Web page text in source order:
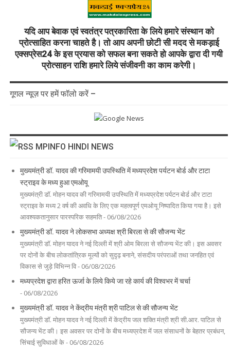
यदि आप बेवाक एवं स्वतंत्र पत्रकारिता के लिये हमारे संस्थान को
प्रोत्साहित करना चाहते है। तो आप अपनी छोटी सी मदद से मकड़ाई
एक्सप्रेस24 के इस प्रयास को सफल बना सकते हो आपके द्वारा दी गयी
प्रोत्साहन राशि हमारे लिये संजीवनी का काम करेगी।
गूगल न्यूज़ पर हमें फॉलो करें –
MPINFO HINDI NEWS
मुख्यमंत्री डॉ. यादव की गरिमामयी उपस्थिति में मध्यप्रदेश पर्यटन बोर्ड और टाटा
स्ट्राइव के मध्य हुआ एमओयू
मुख्यमंत्री डॉ. मोहन यादव की गरिमामयी उपस्थिति में मध्यप्रदेश पर्यटन बोर्ड और टाटा
स्ट्राइव के मध्य 2 वर्ष की अवधि के लिए एक महत्वपूर्ण एमओयू निष्पादित किया गया है। इसे
आवश्यकतानुसार पारस्परिक सहमति - 06/08/2026
मुख्यमंत्री डॉ. यादव ने लोकसभा अध्यक्ष श्री बिरला से की सौजन्य भेंट
मुख्यमंत्री डॉ. मोहन यादव ने नई दिल्ली में श्री ओम बिरला से सौजन्य भेंट की। इस अवसर
पर दोनों के बीच लोकतांत्रिक मूल्यों को सुदृढ़ बनाने, संसदीय परंपराओं तथा जनहित एवं
विकास से जुड़े विभिन्न वि - 06/08/2026
मध्यप्रदेश द्वारा हरित ऊर्जा के लिये किये जा रहे कार्य की विश्वभर में चर्चा
- 06/08/2026
मुख्यमंत्री डॉ. यादव ने केंद्रीय मंत्री श्री पाटिल से की सौजन्य भेंट
मुख्यमंत्री डॉ. मोहन यादव ने नई दिल्ली में केंद्रीय जल शक्ति मंत्री श्री सी.आर. पाटिल से
सौजन्य भेंट की। इस अवसर पर दोनों के बीच मध्यप्रदेश में जल संसाधनों के बेहतर प्रबंधन,
सिंचाई सुविधाओं के - 06/08/2026